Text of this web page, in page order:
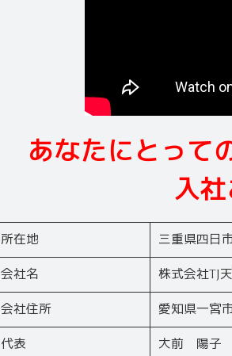
あなたにとって
入
所在地 三重県四日
会社名 株式会社TJ
会社住所 愛知県一宮
代表 大前 陽子